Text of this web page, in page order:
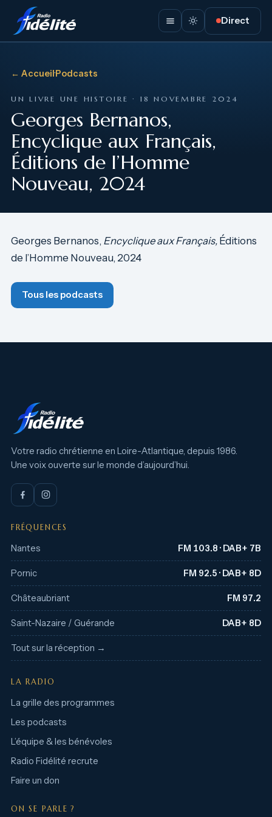
Direct
← Accueil·Podcasts
UN LIVRE UNE HISTOIRE · 18 NOVEMBRE 2024
Georges Bernanos,
Encyclique aux Français,
Éditions de l’Homme
Nouveau, 2024
Georges Bernanos, Encyclique aux Français, Éditions
de l’Homme Nouveau, 2024
Tous les podcasts
Votre radio chrétienne en Loire-Atlantique, depuis 1986.
Une voix ouverte sur le monde d’aujourd’hui.
FRÉQUENCES
Nantes FM 103.8 · DAB+ 7B
Pornic FM 92.5 · DAB+ 8D
Châteaubriant FM 97.2
Saint-Nazaire / Guérande DAB+ 8D
Tout sur la réception →
LA RADIO
La grille des programmes
Les podcasts
L’équipe & les bénévoles
Radio Fidélité recrute
Faire un don
ON SE PARLE ?